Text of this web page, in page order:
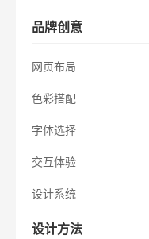
品牌创意
网页布局
色彩搭配
字体选择
交互体验
设计系统
设计方法